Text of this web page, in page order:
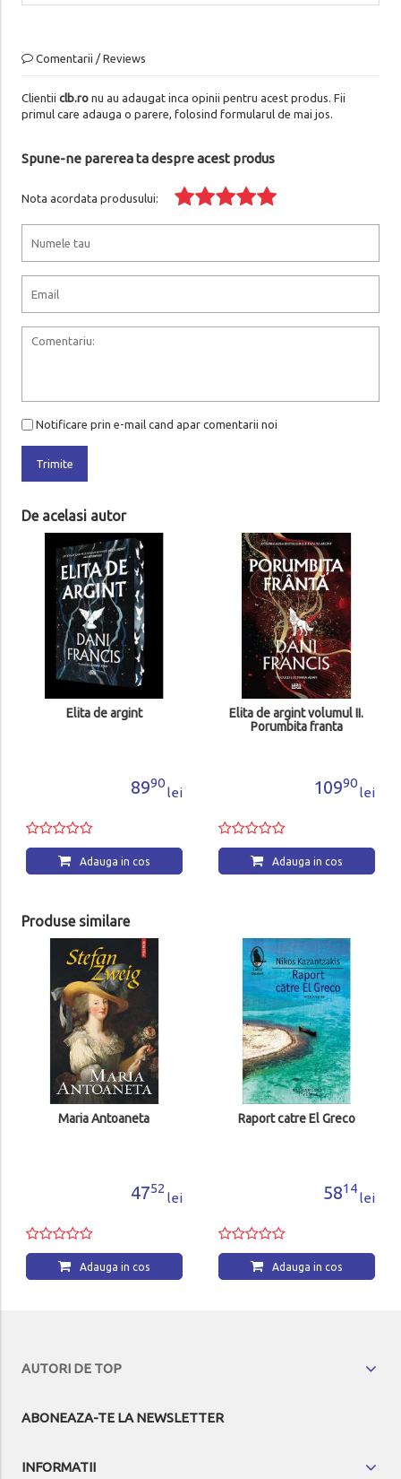
Comentarii / Reviews
Clientii clb.ronu au adaugat inca opinii pentru acest produs. Fii
primul care adauga o parere, folosind formularul de mai jos.
Spune-ne parerea ta despre acest produs
Nota acordata produsului:
Notificare prin e-mail cand apar comentarii noi
Trimite
De acelasi autor
Elita de argint
8990
lei
Adauga in cos
Elita de argint volumul II.
Porumbita franta
10990
lei
Adauga in cos
Produse similare
Maria Antoaneta
4752
lei
Adauga in cos
Raport catre El Greco
5814
lei
Adauga in cos
AUTORI DE TOP
ABONEAZA-TE LA NEWSLETTER
INFORMATII